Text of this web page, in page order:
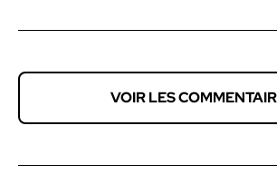
VOIR LES